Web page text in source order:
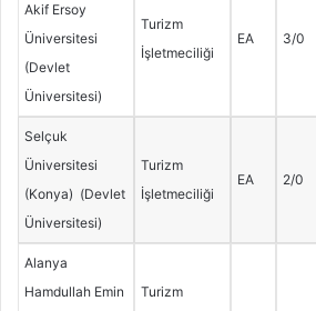
Akif Ersoy
Üniversitesi
(Devlet
Üniversitesi)
Turizm
İşletmeciliği
EA 3/0
Selçuk
Üniversitesi
(Konya) (Devlet
Üniversitesi)
Turizm
İşletmeciliği
EA 2/0
Alanya
Hamdullah Emin
Turizm